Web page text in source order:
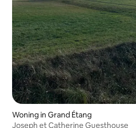
Woning in Grand Étang
Joseph et Catherine Guesthouse